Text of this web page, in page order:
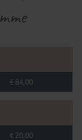
€ 84,00
€ 20,00